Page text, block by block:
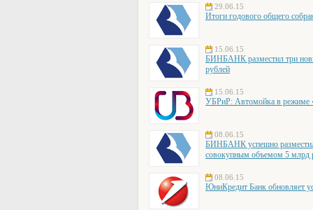
29.06.15
Итоги годового общего
15.06.15
БИНБАНК разместил три
рублей
15.06.15
УБРиР: Автомойка в режиме
08.06.15
БИНБАНК успешно
совокупным объемом 5 млрд
08.06.15
ЮниКредит Банк обновляет